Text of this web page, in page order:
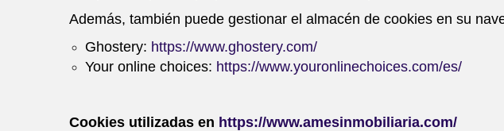
Además, también puede gestionar el almacén de cookies en su
Ghostery: https://www.ghostery.com/
Your online choices: https://www.youronlinechoices.com/es/
Cookies utilizadas en https://www.amesinmobiliaria.com/